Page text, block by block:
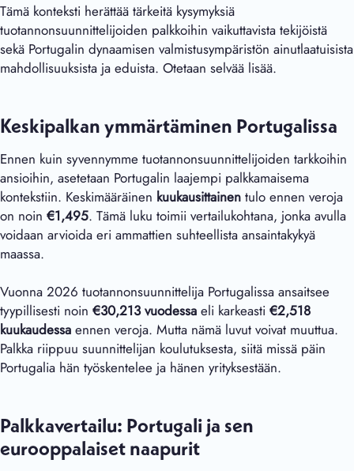
Tämä konteksti herättää tärkeitä kysymyksiä
tuotannonsuunnittelijoiden palkkoihin vaikuttavista tekijöistä
sekä Portugalin dynaamisen valmistusympäristön ainutlaatuisista
mahdollisuuksista ja eduista. Otetaan selvää lisää.
Keskipalkan ymmärtäminen Portugalissa
Ennen kuin syvennymme tuotannonsuunnittelijoiden tarkkoihin
ansioihin, asetetaan Portugalin laajempi palkkamaisema
kontekstiin. Keskimääräinen kuukausittainen tulo ennen veroja
on noin €1,495. Tämä luku toimii vertailukohtana, jonka avulla
voidaan arvioida eri ammattien suhteellista ansaintakykyä
maassa.
Vuonna 2026 tuotannonsuunnittelija Portugalissa ansaitsee
tyypillisesti noin €30,213 vuodessa eli karkeasti €2,518
kuukaudessa ennen veroja. Mutta nämä luvut voivat muuttua.
Palkka riippuu suunnittelijan koulutuksesta, siitä missä päin
Portugalia hän työskentelee ja hänen yrityksestään.
Palkkavertailu: Portugali ja sen
eurooppalaiset naapurit